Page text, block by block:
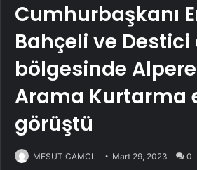
Cumhurbaşkanı
Bahçeli ve
bölgesinde
Arama Kurtarma
görüştü
MESUT CAMCI Mart 29, 2023 0